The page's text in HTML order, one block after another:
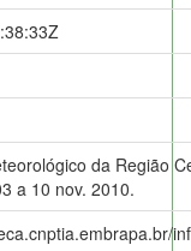
da Região
a 10 nov. 2010.